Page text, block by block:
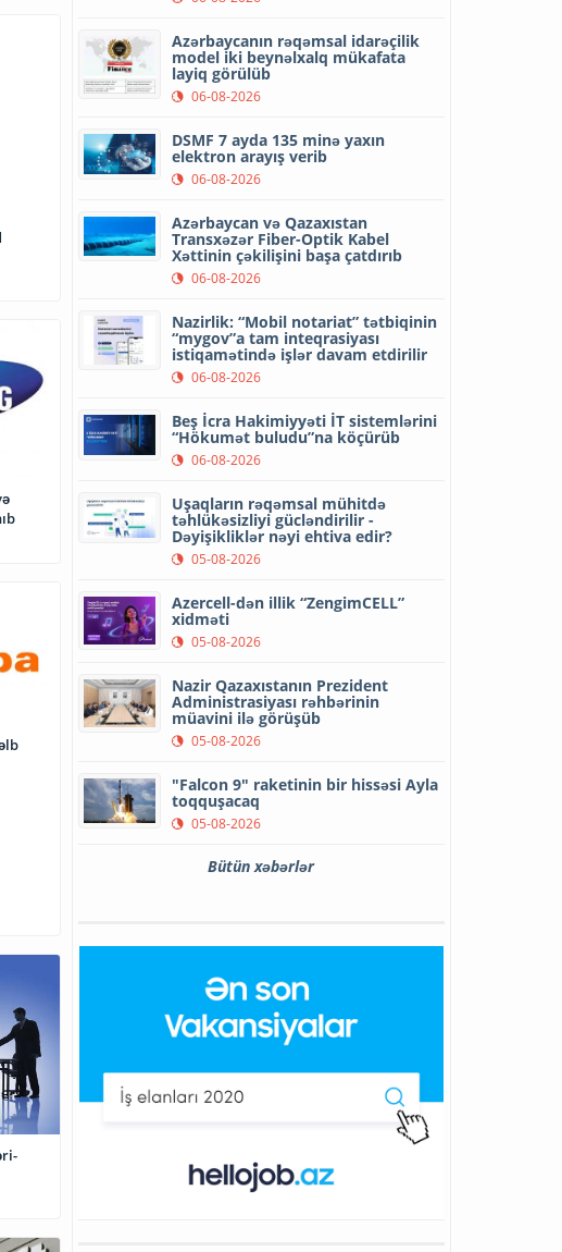
Azərbaycanın rəqəmsal idarəçilik
model iki beynəlxalq mükafata
layiq görülüb
06-08-2026
DSMF 7 ayda 135 minə yaxın
elektron arayış verib
06-08-2026
Azərbaycan və Qazaxıstan
Transxəzər Fiber-Optik Kabel
Xəttinin çəkilişini başa çatdırıb
06-08-2026
Nazirlik: “Mobil notariat” tətbiqinin
“mygov”a tam inteqrasiyası
istiqamətində işlər davam etdirilir
06-08-2026
Beş İcra Hakimiyyəti İT sistemlərini
“Hökumət buludu”na köçürüb
06-08-2026
Uşaqların rəqəmsal mühitdə
təhlükəsizliyi gücləndirilir -
Dəyişikliklər nəyi ehtiva edir?
05-08-2026
Azercell-dən illik “ZengimCELL”
xidməti
05-08-2026
Nazir Qazaxıstanın Prezident
Administrasiyası rəhbərinin
müavini ilə görüşüb
05-08-2026
"Falcon 9" raketinin bir hissəsi Ayla
toqquşacaq
05-08-2026
Bütün xəbərlər